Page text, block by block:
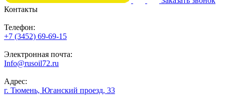
Контакты
Телефон:
+7 (3452) 69-69-15
Электронная почта:
Info@rusoil72.ru
Адрес:
г. Тюмень, Юганский проезд, 33